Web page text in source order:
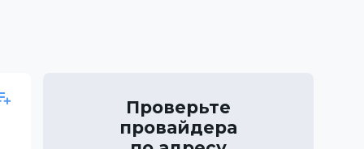
Проверьте
провайдера